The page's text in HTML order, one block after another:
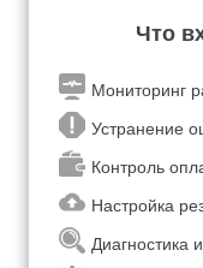
Что
Мониторинг
Устранение
Контроль
Настройка
Диагностика